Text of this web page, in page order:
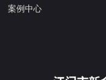
案例中心